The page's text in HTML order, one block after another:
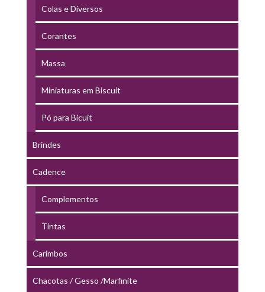
Colas e Diversos
Corantes
Massa
Miniaturas em Biscuit
Pó para Bicuit
Brindes
Cadence
Complementos
Tintas
Carimbos
Chacotas / Gesso /Marfinite